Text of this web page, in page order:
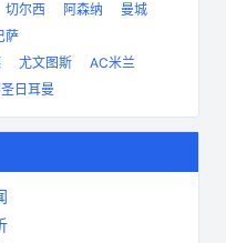
切尔西 阿森纳
曼城
萨
尤文图斯
AC米兰
日耳曼